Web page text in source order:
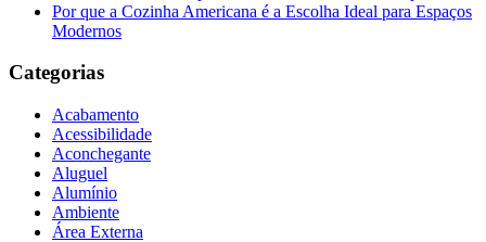
Por que a Cozinha Americana é a Escolha Ideal para Espaços
Modernos
Categorias
Acabamento
Acessibilidade
Aconchegante
Aluguel
Alumínio
Ambiente
Área Externa